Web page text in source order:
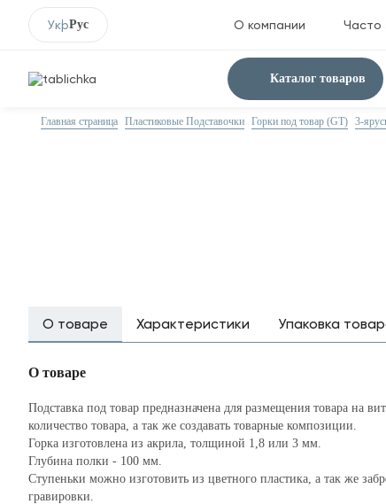
УкрРус О компании Часто
Каталог товаров
Главная страница Пластиковые Подставочки Горки под товар (GT) 3-
О товаре Характеристики Упаковка
О товаре
Подставка под товар предназначена для размещения товара на
количество товара, а так же создавать товарные композиции.
Горка изготовлена из акрила, толщиной 1,8 или 3 мм.
Глубина полки - 100 мм.
Ступеньки можно изготовить из цветного пластика, а так же
гравировки.